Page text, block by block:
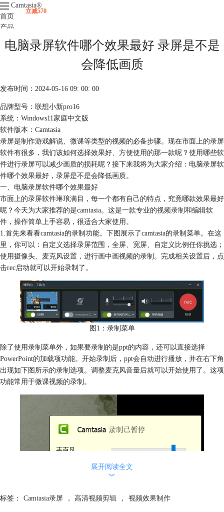
Camtasia®
首页
产品
下载
升级
立减570
电脑录屏软件哪个效果最好 录屏是不是
会降低画质
发布时间：2024-05-16 09: 00: 00
品牌型号：联想小新pro16
系统：Windows11家庭中文版
软件版本：Camtasia
录屏是制作游戏解说、微课等类型的视频的必备步骤。现在市面上的录屏
软件有很多，我们该如何选择效果好、方便使用的那一款呢？使用哪些软
件进行录屏可以减少画质的损耗呢？接下来我将为大家介绍：电脑录屏软
件哪个效果最好，录屏是不是会降低画质。
一、电脑录屏软件哪个效果最好
市面上的录屏软件琳琅满目，每一个都有自己的特点，究竟哪款效果最好
呢？今天为大家推荐的是camtasia。这是一款专业的视频录制和编辑软
件，操作简单上手容易，很适合大家使用。
1.首先来看看camtasia的录制功能。下图展示了camtasia的录制菜单。在这
里，你可以：自定义选择录屏范围，全屏、宽屏、自定义比例任你挑选；
使用摄像头、麦克风设置，进行画中画视频的录制。完成相关设置后，点
击rec启动就可以开始录制了。
图1：录制菜单
除了使用录制菜单外，如果要录制的是ppt的内容，还可以直接选择
PowerPoint的加载项功能。开始录制后，ppt会自动进行播放，并在右下角
出现如下图所示的录制选项。调整麦克风音量后就可以开始使用了。这项
功能常用于微课视频的录制。
展开阅读全文
︾
标签： Camtasia录屏 ， 高清视频剪辑 ， 视频效果制作